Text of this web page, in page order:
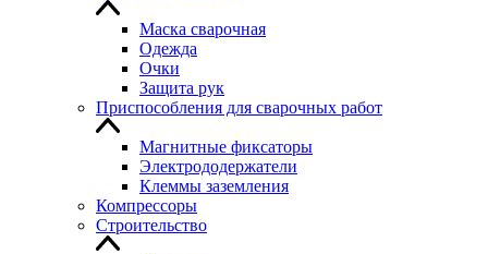
Маска сварочная
Одежда
Очки
Защита рук
Приспособления для сварочных работ
Магнитные фиксаторы
Электрододержатели
Клеммы заземления
Компрессоры
Строительство